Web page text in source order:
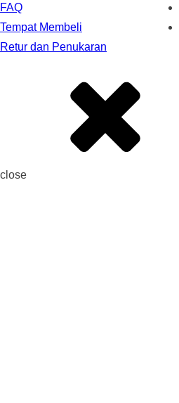
FAQ
Tempat Membeli
Retur dan Penukaran
close